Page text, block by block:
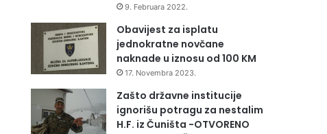
9. Februara 2022.
Obavijest za isplatu
jednokratne novčane
naknade u iznosu od 100 KM
17. Novembra 2023.
Zašto državne institucije
ignorišu potragu za nestalim
H.F. iz Čuništa -OTVORENO